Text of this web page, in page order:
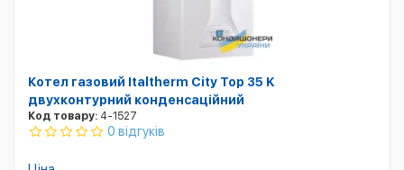
Котел газовий Italtherm City Top 35 K
двухконтурний конденсаційний
Код товару: 4-1527
0 відгуків